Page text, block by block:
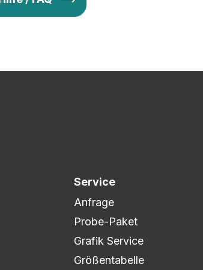
sind wir in der Lage, flexibel
zufrieden seid. Danach wird es zum Druck
Service
Anfrage
Probe-Paket
Grafik Service
Größentabelle